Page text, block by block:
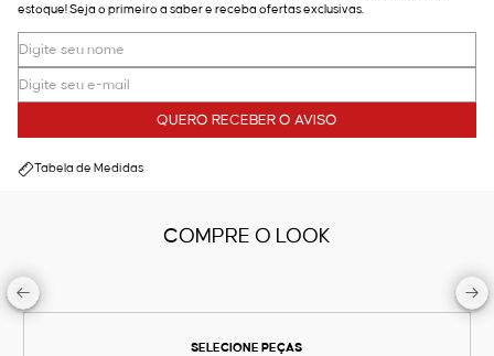
estoque! Seja o primeiro a saber e receba ofertas exclusivas.
QUERO RECEBER O AVISO
Tabela de Medidas
COMPRE O LOOK
SELECIONE PEÇAS